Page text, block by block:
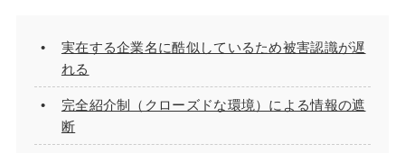
実在する企業名に酷似しているため被害認識が遅
れる
完全紹介制（クローズドな環境）による情報の遮
断